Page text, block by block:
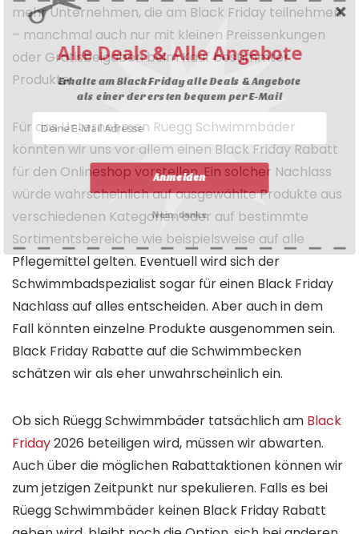
mehr Unternehmen, die am Black Friday teilnehmen
– manchmal auch nur mit kleinen Preissenkungen
oder Gratisbeigaben beim Kauf bestimmter
Produkte.
Für das Unternehmen Rüegg Schwimmbäder
könnten wir uns vor allem einen Black Friday Rabatt
für den Onlineshop vorstellen. Ein solcher Nachlass
würde wahrscheinlich auf ausgewählte Produkte aus
verschiedenen Kategorien oder auf bestimmte
Sortimentsbereiche wie beispielsweise auf alle
Pflegemittel gelten. Eventuell wird sich der
Schwimmbadspezialist sogar für einen Black Friday
Nachlass auf alles entscheiden. Aber auch in dem
Fall könnten einzelne Produkte ausgenommen sein.
Black Friday Rabatte auf die Schwimmbecken
schätzen wir als eher unwahrscheinlich ein.
Ob sich Rüegg Schwimmbäder tatsächlich am Black
Friday2026 beteiligen wird, müssen wir abwarten.
Auch über die möglichen Rabattaktionen können wir
zum jetzigen Zeitpunkt nur spekulieren. Falls es bei
Rüegg Schwimmbäder keinen Black Friday Rabatt
Anmelden
Alle Deals & Alle Angebote
Erhalte am Black Friday alle Deals & Angebote
als einer der ersten bequem per E-Mail
Nein, danke